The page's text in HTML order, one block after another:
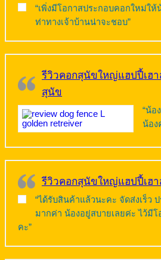
“เพิ่งมีโอกาสประกอบคอกใหม่ให้
ท่าทางเจ้าบ้านน่าจะชอบ”
รีวิวคอกสุนัขใหญ่แฮปปี้เฮา
สุนัข
“น้อ
น้อง
รีวิวคอกสุนัขใหญ่แฮปปี้เฮา
“ได้รับสินค้าแล้วนะคะ จัดส่งเร็ว
มากค่า น้องอยู่สบายเลยค่ะ ไว้มี
คะ”